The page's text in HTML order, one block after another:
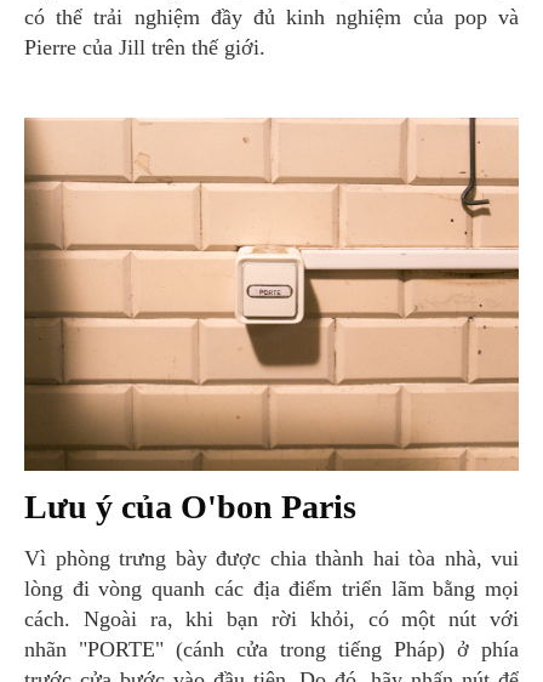
có thể trải nghiệm đầy đủ kinh nghiệm của pop và
Pierre của Jill trên thế giới.
Lưu ý của O'bon Paris
Vì phòng trưng bày được chia thành hai tòa nhà, vui
lòng đi vòng quanh các địa điểm triển lãm bằng mọi
cách. Ngoài ra, khi bạn rời khỏi, có một nút với
nhãn "PORTE" (cánh cửa trong tiếng Pháp) ở phía